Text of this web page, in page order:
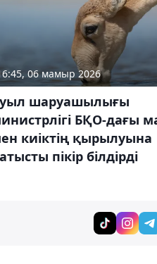
06 мамыр 2026
шаруашылығы
БҚО-дағы
киіктің қырылуына
пікір білдірді